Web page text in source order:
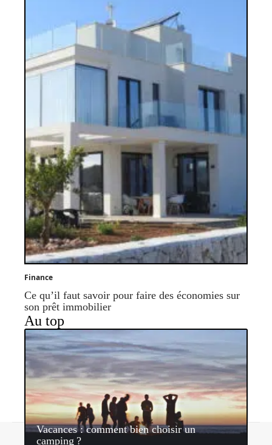
Finance
Ce qu’il faut savoir pour faire des économies sur
son prêt immobilier
Au top
Vacances : comment bien choisir un
camping ?
Contact Mentions légales